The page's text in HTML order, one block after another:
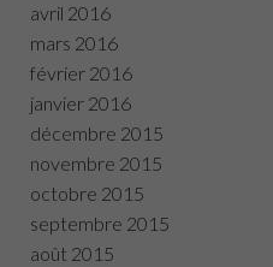
avril 2016
mars 2016
février 2016
janvier 2016
décembre 2015
novembre 2015
octobre 2015
septembre 2015
août 2015